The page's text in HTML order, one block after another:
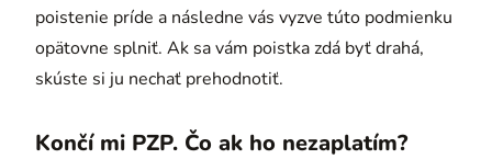
poistenie príde a následne vás vyzve túto podmienku
opätovne splniť. Ak sa vám poistka zdá byť drahá,
skúste si ju nechať prehodnotiť.
Končí mi PZP. Čo ak ho nezaplatím?